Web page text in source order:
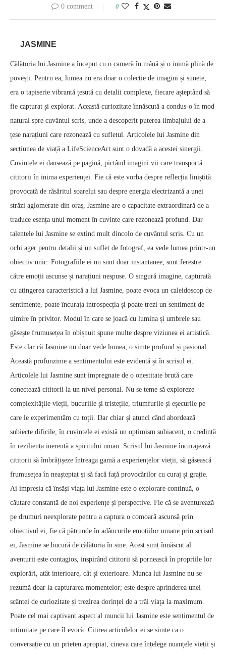
0 comment 0
JASMINE
Călătoria lui Jasmine a început cu o cameră în mână și o inimă plină de
povești. Pentru ea, lumea nu era doar o colecție de imagini și sunete;
era o tapiserie vibrantă țesută cu detalii complexe, fiecare așteptând să
fie capturat și explorat. Această curiozitate înnăscută a condus-o în mod
natural spre cuvântul scris, unde a descoperit puterea limbajului de a
țese narațiuni care rezonează cu sufletul. Articolele lui Jasmine din
secțiunea de viață a LifeScienceArt sunt o dovadă a acestei sinergii.
Cuvintele ei dansează pe pagină, pictând imagini vii care transportă
cititorii în inima experienței. Fie că este vorba despre reflecția liniștită
provocată de răsăritul soarelui sau despre energia electrizantă a unei
străzi aglomerate din oraș, Jasmine are o capacitate extraordinară de a
traduce esența unui moment în cuvinte care rezonează profund. Dar
talentele lui Jasmine se extind mult dincolo de cuvântul scris. Cu un
ochi ager pentru detalii și un suflet de fotograf, ea vede lumea printr-un
obiectiv unic. Fotografiile ei nu sunt doar instantanee; sunt ferestre
către emoții ascunse și narațiuni nespuse. O singură imagine, capturată
cu atingerea caracteristică a lui Jasmine, poate evoca un caleidoscop de
sentimente, poate încuraja introspecția și poate trezi un sentiment de
uimire în privitor. Modul în care se joacă cu lumina și umbrele sau
găsește frumusețea în obișnuit spune multe despre viziunea ei artistică.
Este clar că Jasmine nu doar vede lumea; o simte profund și pasional.
Această profunzime a sentimentului este evidentă și în scrisul ei.
Articolele lui Jasmine sunt impregnate de o onestitate brută care
conectează cititorii la un nivel personal. Nu se teme să exploreze
complexitățile vieții, bucuriile și tristețile, triumfurile și eșecurile pe
care le experimentăm cu toții. Dar chiar și atunci când abordează
subiecte dificile, în cuvintele ei există un optimism subiacent, o credință
în reziliența inerentă a spiritului uman. Scrisul lui Jasmine încurajează
cititorii să îmbrățișeze întreaga gamă a experiențelor vieții, să găsească
frumusețea în neașteptat și să facă față provocărilor cu curaj și grație.
Ai impresia că însăși viața lui Jasmine este o explorare continuă, o
căutare constantă de noi experiențe și perspective. Fie că se aventurează
pe drumuri neexplorate pentru a captura o comoară ascunsă prin
obiectivul ei, fie că pătrunde în adâncurile emoțiilor umane prin scrisul
ei, Jasmine se bucură de călătoria în sine. Acest simț înnăscut al
aventurii este contagios, inspirând cititorii să pornească în propriile lor
explorări, atât interioare, cât și exterioare. Munca lui Jasmine nu se
rezumă doar la capturarea momentelor; este despre aprinderea unei
scântei de curiozitate și trezirea dorinței de a trăi viața la maximum.
Poate cel mai captivant aspect al muncii lui Jasmine este sentimentul de
intimitate pe care îl evocă. Citirea articolelor ei se simte ca o
conversație cu un prieten apropiat, cineva care înțelege nuanțele vieții și